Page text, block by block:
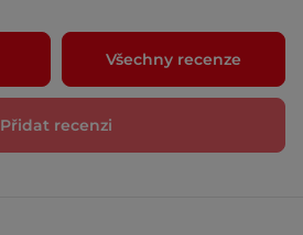
Všechny recenze
Přidat recenzi